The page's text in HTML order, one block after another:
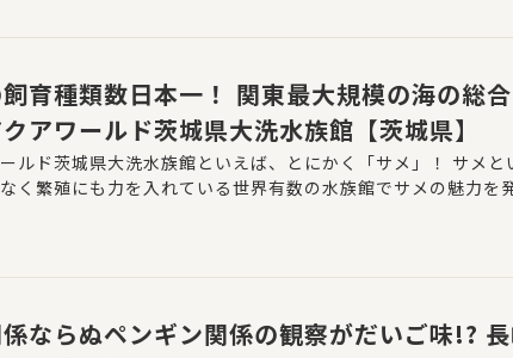
育種類数日本一！ 関東最大規模の海の総
アワールド茨城県大洗水族館【茨城県】
鑑GET！とめぐる日本の水族館」第7回
ルド茨城県大洗水族館といえば、とにかく「サメ」！ サメと
く繁殖にも力を入れている世界有数の水族館でサメの魅力を
ならぬペンギン関係の観察がだいご味!?